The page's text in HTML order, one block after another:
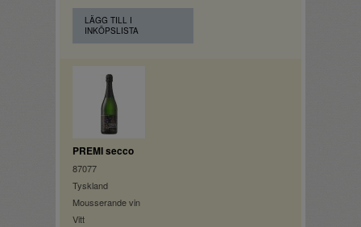
LÄGG TILL I
INKÖPSLISTA
PREMI secco
87077
Tyskland
Mousserande vin
Vitt